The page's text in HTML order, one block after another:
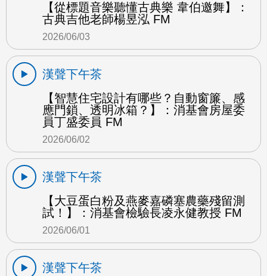
【從標題音樂聽懂古典樂 韋伯邀舞】：
古典吉他老師楊昱泓 FM
2026/06/03
漢聲下午茶
【智慧住宅設計有哪些？自動窗簾、感
應門鎖、透明冰箱？】：消基會房屋委
員丁盛委員 FM
2026/06/02
漢聲下午茶
【大豆蛋白粉及燕麥嘉磷塞農藥殘留測
試！】：消基會檢驗長凌永健教授 FM
2026/06/01
漢聲下午茶